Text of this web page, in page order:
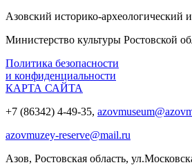
Азовский историко‑археологический
Министерство культуры Ростовской
Политика безопасности
и конфиденциальности
КАРТА САЙТА
+7 (86342) 4-49-35,
azovmuzey-reserve@mail.ru
Азов, Ростовская область,